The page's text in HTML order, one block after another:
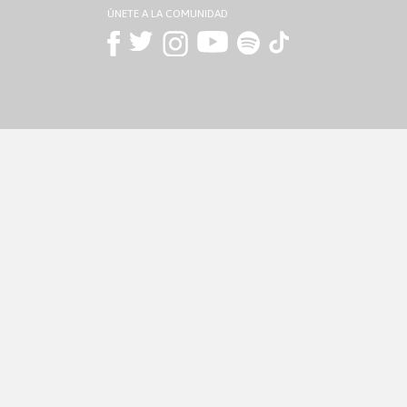
ÚNETE A LA COMUNIDAD